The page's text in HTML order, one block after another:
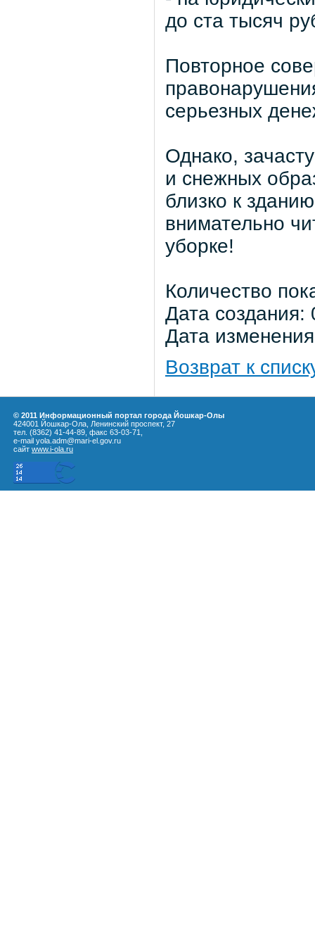
до ста тысяч
Повторное
серьезных
Однако,
и снежных
близко к
внимательно
уборке!
Количество
Дата
Дата
Возврат к
© 2011 Информационный портал города Йошкар-Олы
424001 Йошкар-Ола, Ленинский проспект, 27
тел. (8362) 41-44-89, факс 63-03-71,
e-mail yola.adm@mari-el.gov.ru
сайт www.i-ola.ru